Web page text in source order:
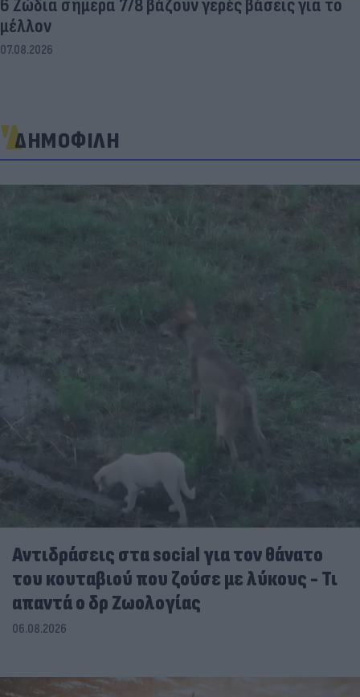
6 Ζώδια σήμερα 7/8 βάζουν γερές βάσεις για το
μέλλον
07.08.2026
ΔΗΜΟΦΙΛΗ
Αντιδράσεις στα social για τον θάνατο
του κουταβιού που ζούσε με λύκους - Τι
απαντά ο δρ Ζωολογίας
06.08.2026